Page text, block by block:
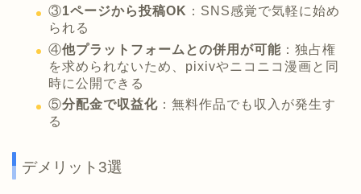
③1ページから投稿OK ：SNS感覚で気軽に始め
られる
④他プラットフォームとの併用が可能 ：独占権
を求められないため、pixivやニコニコ漫画と同
時に公開できる
⑤分配金で収益化 ：無料作品でも収入が発生す
る
デメリット3選